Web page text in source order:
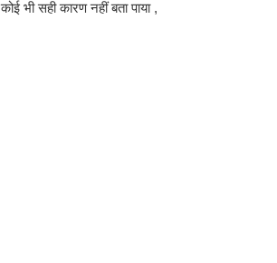
सही कारण नहीं बता पाया ,